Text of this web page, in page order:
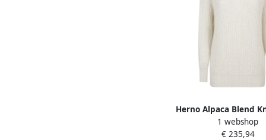
Herno Alpaca Blend
Trui White
1 webshop
€ 235,94